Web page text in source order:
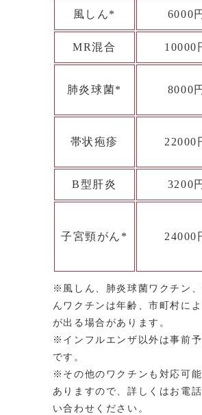
風しん* 6000円
MR混合 10000
肺炎球菌* 8000円
帯状疱疹 22000
B型肝炎 3200円
子宮頸がん* 24000
※風しん、肺炎球菌ワクチン
んワクチンは年齢、市町村に
が出る場合があります。
※インフルエンザ以外は事前
です。
※その他のワクチンも対応可
ありますので、詳しくはお電
い合わせください。